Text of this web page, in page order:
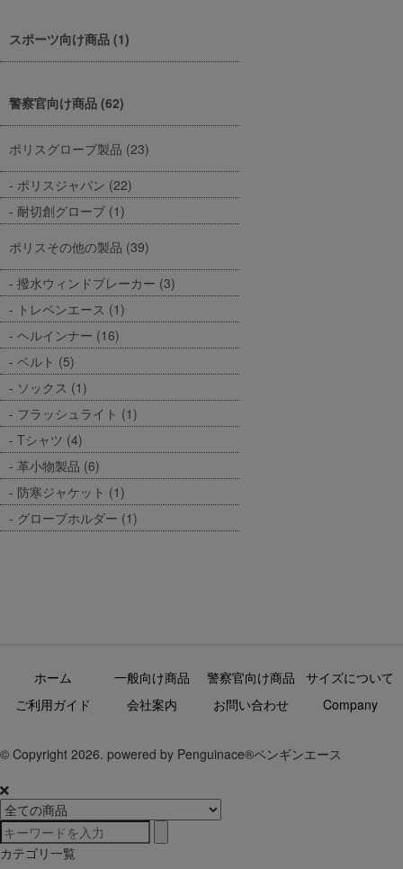
スポーツ向け商品 (1)
警察官向け商品 (62)
ポリスグローブ製品 (23)
ポリスジャパン (22)
耐切創グローブ (1)
ポリスその他の製品 (39)
撥水ウィンドブレーカー (3)
トレペンエース (1)
ヘルインナー (16)
ベルト (5)
ソックス (1)
フラッシュライト (1)
Tシャツ (4)
革小物製品 (6)
防寒ジャケット (1)
グローブホルダー (1)
ホーム 一般向け商品 警察官向け商品
サイズについて
ご利用ガイド
会社案内 お問い合わせ Company
© Copyright 2026. powered by Penguinace®ペンギンエース
カテゴリ一覧